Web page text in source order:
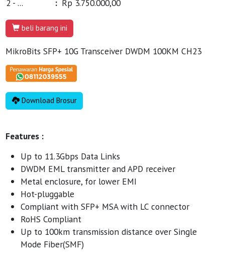
2 - ...
: Rp 3.750.000,00
beli barang ini
MikroBits SFP+ 10G Transceiver DWDM 100KM CH23
Download Brosur
Features :
Up to 11.3Gbps Data Links
DWDM EML transmitter and APD receiver
Metal enclosure, for lower EMI
Hot-pluggable
Compliant with SFP+ MSA with LC connector
RoHS Compliant
Up to 100km transmission distance over Single
Mode Fiber(SMF)